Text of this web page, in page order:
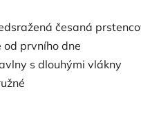
česaná
prvního dne
s dlouhými vlákny